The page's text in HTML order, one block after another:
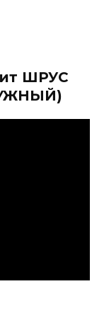
ШРУС